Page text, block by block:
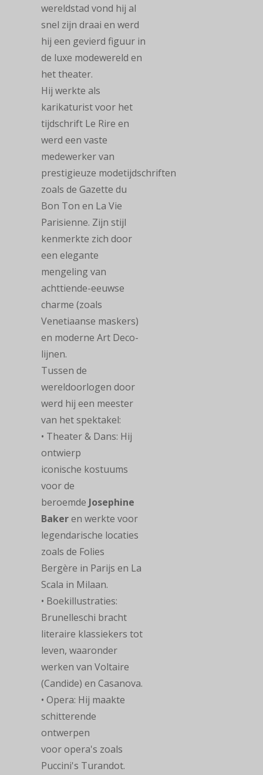
wereldstad vond hij al
snel zijn draai en werd
hij een gevierd figuur in
de luxe modewereld en
het theater.
Hij werkte als
karikaturist voor het
tijdschrift Le Rire en
werd een vaste
medewerker van
prestigieuze modetijdschriften
zoals de Gazette du
Bon Ton en La Vie
Parisienne. Zijn stijl
kenmerkte zich door
een elegante
mengeling van
achttiende-eeuwse
charme (zoals
Venetiaanse maskers)
en moderne Art Deco-
lijnen.
Tussen de
wereldoorlogen door
werd hij een meester
van het spektakel:
• Theater & Dans: Hij
ontwierp
iconische kostuums
voor de
beroemde Josephine
Bakeren werkte voor
legendarische locaties
zoals de Folies
Bergère in Parijs en La
Scala in Milaan.
• Boekillustraties:
Brunelleschi bracht
literaire klassiekers tot
leven, waaronder
werken van Voltaire
(Candide) en Casanova.
• Opera: Hij maakte
schitterende
ontwerpen
voor opera's zoals
Puccini's Turandot.